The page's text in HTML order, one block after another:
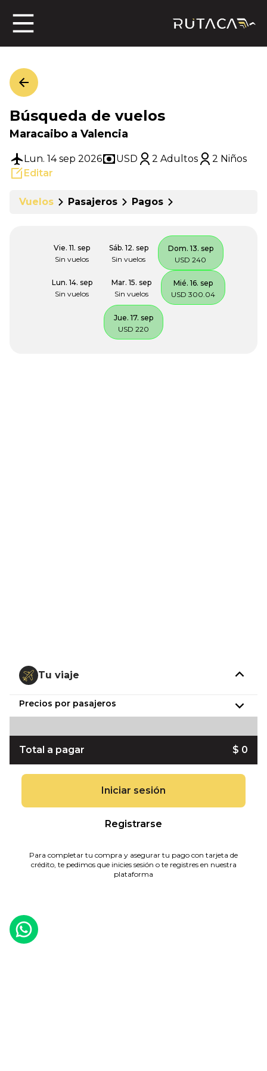
Búsqueda de vuelos
Maracaibo a Valencia
Lun. 14 sep 2026 USD 2 Adultos
2 Niños
Editar
Vuelos Pasajeros Pagos
Vie. 11. sep
Sin vuelos
Sáb. 12. sep
Sin vuelos
Dom. 13. sep
USD 240
Lun. 14. sep
Sin vuelos
Mar. 15. sep
Sin vuelos
Mié. 16. sep
USD 300.04
Jue. 17. sep
USD 220
Tu viaje
Precios por pasajeros
Total a pagar $ 0
Iniciar sesión
Registrarse
Para completar tu compra y asegurar tu pago con tarjeta de
crédito, te pedimos que inicies sesión o te registres en nuestra
plataforma